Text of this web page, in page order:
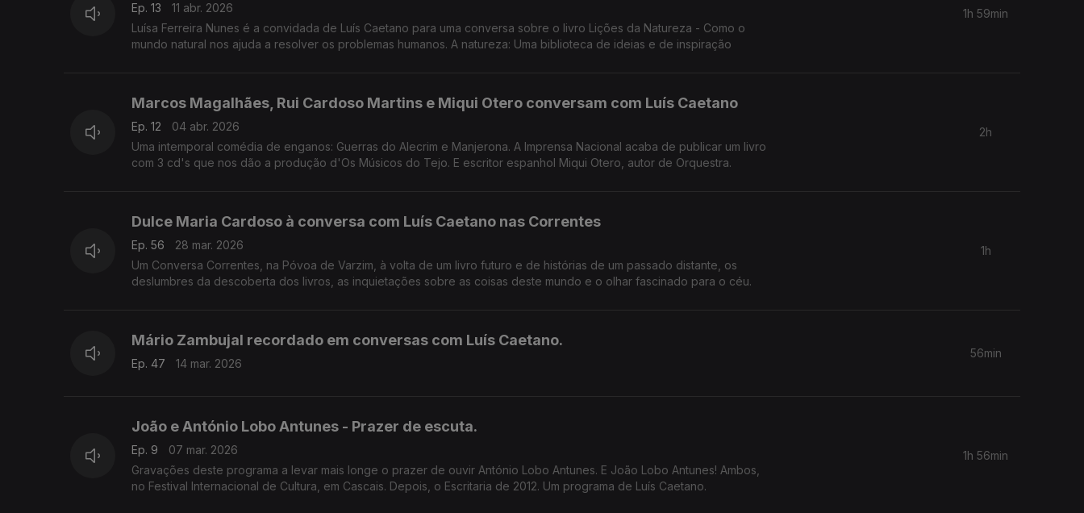
Ep. 13
11 abr. 2026
Luísa Ferreira Nunes é a convidada de Luís Caetano para uma conversa sobre o livro Lições da Natureza - Como o
mundo natural nos ajuda a resolver os problemas humanos. A natureza: Uma biblioteca de ideias e de inspiração
1h 59min
Marcos Magalhães, Rui Cardoso Martins e Miqui Otero conversam com Luís Caetano
Ep. 12
04 abr. 2026
Uma intemporal comédia de enganos: Guerras do Alecrim e Manjerona. A Imprensa Nacional acaba de publicar um livro
com 3 cd's que nos dão a produção d'Os Músicos do Tejo. E escritor espanhol Miqui Otero, autor de Orquestra.
2h
Dulce Maria Cardoso à conversa com Luís Caetano nas Correntes
Ep. 56
28 mar. 2026
Um Conversa Correntes, na Póvoa de Varzim, à volta de um livro futuro e de histórias de um passado distante, os
deslumbres da descoberta dos livros, as inquietações sobre as coisas deste mundo e o olhar fascinado para o céu.
1h
Mário Zambujal recordado em conversas com Luís Caetano.
Ep. 47 14 mar. 2026
56min
João e António Lobo Antunes - Prazer de escuta.
Ep. 9
07 mar. 2026
Gravações deste programa a levar mais longe o prazer de ouvir António Lobo Antunes. E João Lobo Antunes! Ambos,
no Festival Internacional de Cultura, em Cascais. Depois, o Escritaria de 2012. Um programa de Luís Caetano.
1h 56min